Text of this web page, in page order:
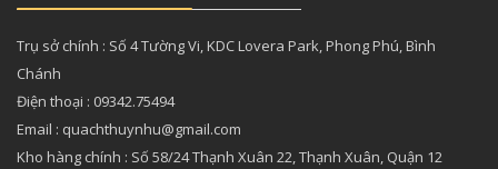
Trụ sở chính : Số 4 Tường Vi, KDC Lovera Park, Phong Phú, Bình
Chánh
Điện thoại : 09342.75494
Email : quachthuynhu@gmail.com
Kho hàng chính : Số 58/24 Thạnh Xuân 22, Thạnh Xuân, Quận 12